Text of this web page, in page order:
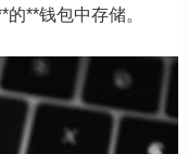
**钱包中存储。